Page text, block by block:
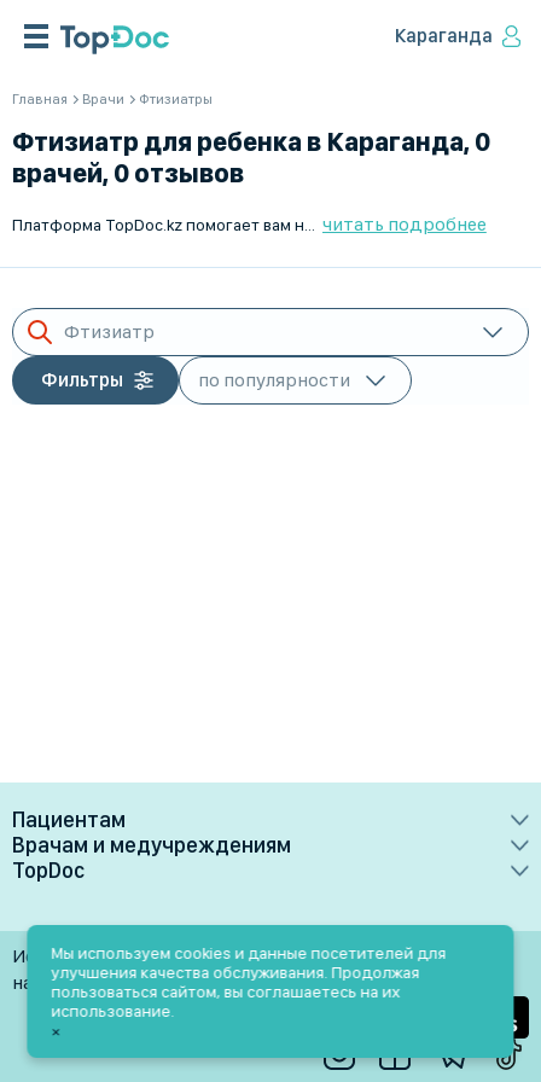
Караганда
Главная Врачи Фтизиатры
Фтизиатр для ребенка в Караганда, 0
врачей, 0 отзывов
читать подробнее
Фтизиатр
Фильтры
Пациентам
Врачи
Клиники
Лаборатории
Услуги
Блог
Акции и скидки
Врачам и медучреждениям
Преимущества
Медучреждениям
Врачам
TopDoc
Контакты
Помощь
Использование материалов разрешено только при
наличии активной ссылки на источник
Мы используем cookies и данные посетителей для
улучшения качества обслуживания. Продолжая
пользоваться сайтом, вы соглашаетесь на их
использование.
×